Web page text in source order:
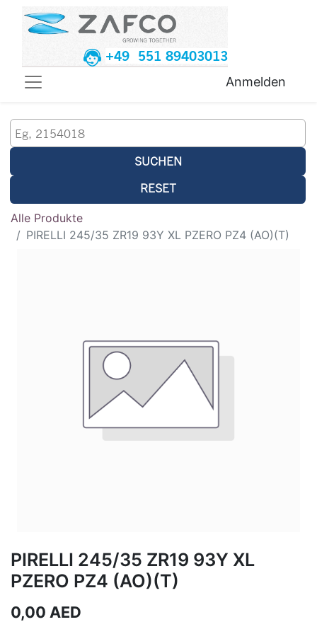
+49 551 89403013
Anmelden
SUCHEN
RESET
Alle Produkte
PIRELLI 245/35 ZR19 93Y XL PZERO PZ4 (AO)(T)
PIRELLI 245/35 ZR19 93Y XL
PZERO PZ4 (AO)(T)
0,00 AED